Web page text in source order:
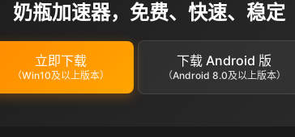
奶瓶加速器，免费、快速、稳定
立即下载
（Win10及以上版本）
下载 Android 版
（Android 8.0及以上版本）